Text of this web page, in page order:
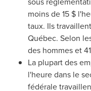
moins de 15 $
taux. Ils
Québec. Selon
des hommes et
La plupart des
l'heure dans le
fédérale